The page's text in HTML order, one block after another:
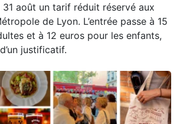
31 août un tarif réduit réservé aux
de Lyon. L’entrée passe à 15
et à 12 euros pour les enfants,
justificatif.